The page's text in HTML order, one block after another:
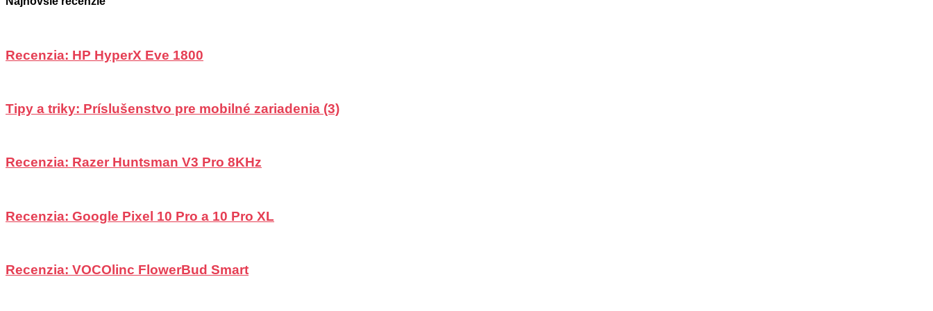
Recenzia: HP HyperX Eve 1800
Tipy a triky: Príslušenstvo pre mobilné zariadenia (3)
Recenzia: Razer Huntsman V3 Pro 8KHz
Recenzia: Google Pixel 10 Pro a 10 Pro XL
Recenzia: VOCOlinc FlowerBud Smart